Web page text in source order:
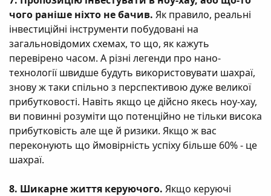
чого раніше ніхто не бачив. Як правило, реальні
інвестиційні інструменти побудовані на
загальновідомих схемах, то що, як кажуть
перевірено часом. А різні легенди про нано-
технології швидше будуть використовувати шахраї,
знову ж таки спільно з перспективою дуже великої
прибутковості. Навіть якщо це дійсно якесь ноу-хау,
ви повинні розуміти що потенційно не тільки висока
прибутковість але ще й ризики. Якщо ж вас
переконують що ймовірність успіху більше 60% - це
шахраї.
8. Шикарне життя керуючого. Якщо керуючі